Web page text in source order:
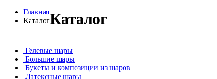
Главная
КаталогКаталог
Гелевые шары
Большие шары
Букеты и композиции из шаров
Латексные шары